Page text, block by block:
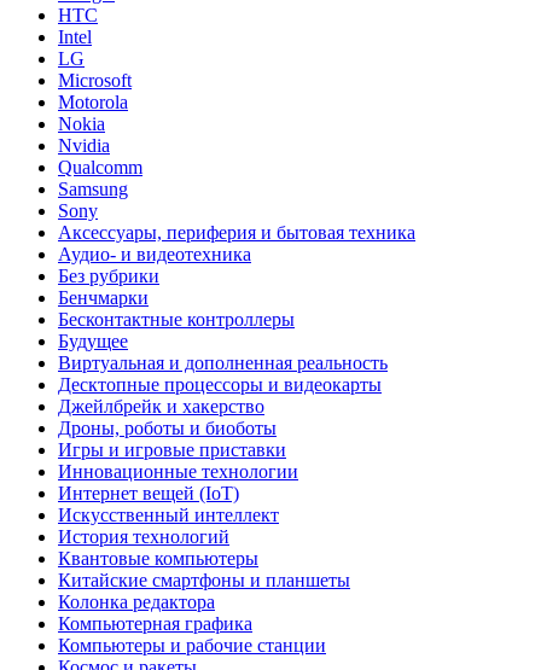
HTC
Intel
LG
Microsoft
Motorola
Nokia
Nvidia
Qualcomm
Samsung
Sony
Аксессуары, периферия и бытовая техника
Аудио- и видеотехника
Без рубрики
Бенчмарки
Бесконтактные контроллеры
Будущее
Виртуальная и дополненная реальность
Десктопные процессоры и видеокарты
Джейлбрейк и хакерство
Дроны, роботы и биоботы
Игры и игровые приставки
Инновационные технологии
Интернет вещей (IoT)
Искусственный интеллект
История технологий
Квантовые компьютеры
Китайские смартфоны и планшеты
Колонка редактора
Компьютерная графика
Компьютеры и рабочие станции